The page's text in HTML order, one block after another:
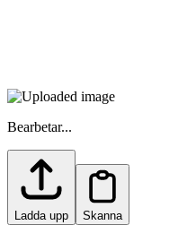
Bearbetar...
Ladda upp Skanna